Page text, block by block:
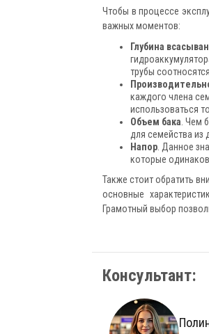
Чтобы в процессе
важных моментов:
Глубина
трубы
каждого члена
использоваться
Объем бака. Чем
для семейства из
Напор. Данное
которые
Также стоит обратить
основные
Грамотный выбор
Консультант: